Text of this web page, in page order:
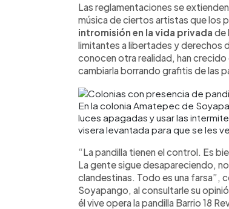
Las reglamentaciones se
música de ciertos artistas que los
intromisión en la vida privada de
limitantes a libertades y derechos
conocen otra realidad, han crecido
cambiarla borrando grafitis de las
En la colonia Amatepec de
luces apagadas y usar las
visera levantada para que se les
“La pandilla tienen el control. Es
La gente sigue desapareciendo,
clandestinas. Todo es una farsa”,
Soyapango, al consultarle su
él vive opera la pandilla Barrio 18